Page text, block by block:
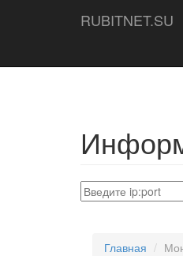
RUBITNET.SU
Главная